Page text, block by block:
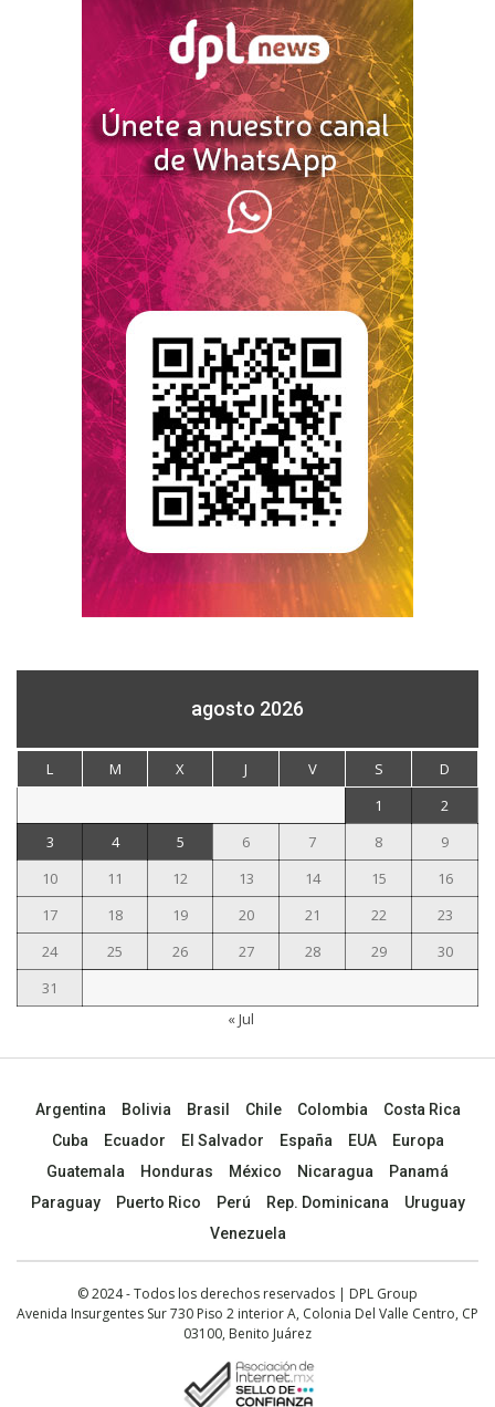
agosto 2026
L M X J V S
D
1
2
3
4 5 6 7 8
9
10
11 12 13 14 15
16
17
18 19 20 21 22
23
24
25 26 27 28 29
30
31
« Jul
Argentina Bolivia Brasil Chile Colombia
Costa Rica
Cuba
Ecuador El Salvador España EUA
Europa
Guatemala
Honduras México Nicaragua
Panamá
Paraguay
Puerto Rico Perú Rep. Dominicana
Uruguay
Venezuela
© 2024 - Todos los derechos reservados | DPL Group
Avenida Insurgentes Sur 730 Piso 2 interior A, Colonia Del Valle Centro, CP
03100, Benito Juárez